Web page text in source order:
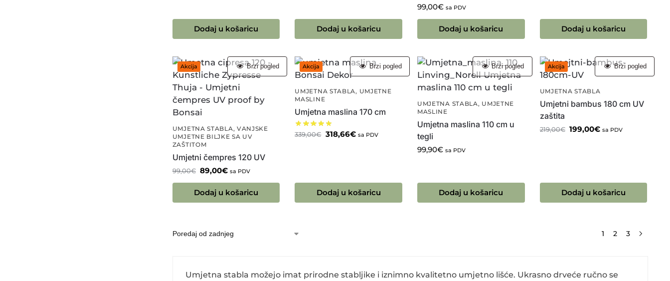
Dodaj u košaricu Dodaj u košaricu
99,00€ sa PDV
Dodaj u košaricu Dodaj u košaricu
Akcija
UMJETNA STABLA, VANJSKE
UMJETNE BILJKE SA UV
ZAŠTITOM
Umjetni čempres 120 UV
99,00€ 89,00€ sa PDV
Dodaj u košaricu
Brzi pogled Akcija
UMJETNA STABLA, UMJETNE
MASLINE
Umjetna maslina 170 cm
339,00€ 318,66€ sa PDV
Dodaj u košaricu
Brzi pogled
UMJETNA STABLA, UMJETNE
MASLINE
Umjetna maslina 110 cm u
tegli
99,90€ sa PDV
Dodaj u košaricu
Brzi pogled Akcija
UMJETNA STABLA
Umjetni bambus 180 cm UV
zaštita
219,00€ 199,00€ sa PDV
Dodaj u košaricu
Brzi pogled
1 2 3
Umjetna stabla možejo imat prirodne stabljike i iznimno kvalitetno umjetno lišće. Ukrasno drveće ručno se